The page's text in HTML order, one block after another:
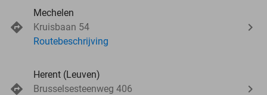
Mechelen
Kruisbaan 54
Routebeschrijving
Herent (Leuven)
Brusselsesteenweg 406